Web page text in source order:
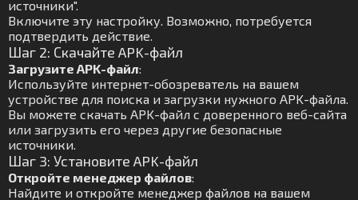
источники".
Включите эту настройку. Возможно, потребуется
подтвердить действие.
Шаг 2: Скачайте APK-файл
Загрузите APK-файл:
Используйте интернет-обозреватель на вашем
устройстве для поиска и загрузки нужного APK-файла.
Вы можете скачать APK-файл с доверенного веб-сайта
или загрузить его через другие безопасные
источники.
Шаг 3: Установите APK-файл
Откройте менеджер файлов:
Найдите и откройте менеджер файлов на вашем